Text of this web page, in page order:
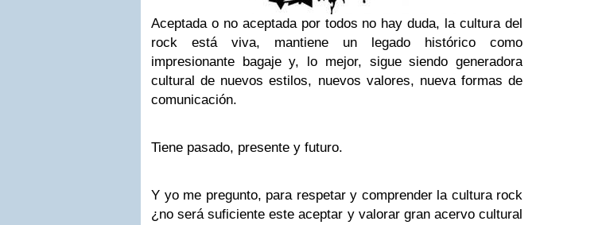
Aceptada o no aceptada por todos no hay duda, la cultura del
rock está viva, mantiene un legado histórico como
impresionante bagaje y, lo mejor, sigue siendo generadora
cultural de nuevos estilos, nuevos valores, nueva formas de
comunicación.
Tiene pasado, presente y futuro.
Y yo me pregunto, para respetar y comprender la cultura rock
¿no será suficiente este aceptar y valorar gran acervo cultural